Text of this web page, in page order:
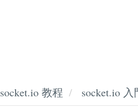
socket.io 教程 socket.io 入